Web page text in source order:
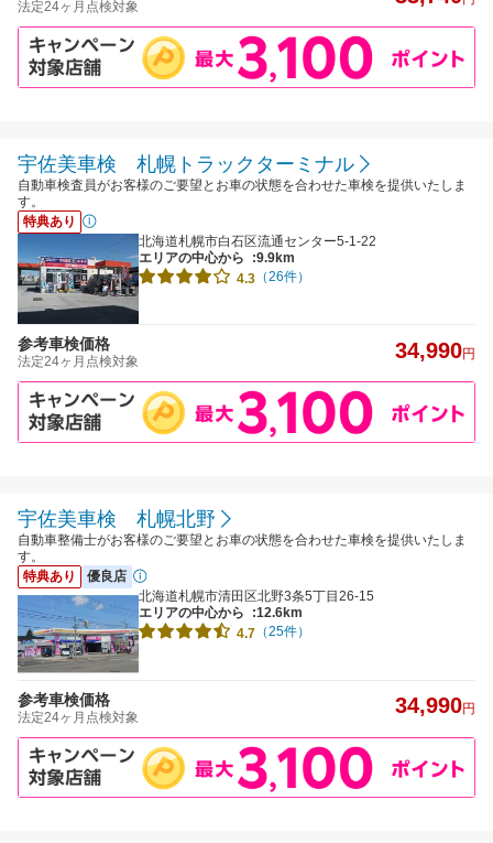
法定24ヶ月点検対象
宇佐美車検 札幌トラックターミナル
自動車検査員がお客様のご要望とお車の状態を合わせた車検を提供いたしま
す。
特典あり
北海道札幌市白石区流通センター5-1-22
エリアの中心から
:9.9km
4.3 （26件）
参考車検価格
法定24ヶ月点検対象 34,990円
宇佐美車検 札幌北野
自動車整備士がお客様のご要望とお車の状態を合わせた車検を提供いたしま
す。
特典あり
優良店
北海道札幌市清田区北野3条5丁目26-15
エリアの中心から
:12.6km
4.7 （25件）
参考車検価格
法定24ヶ月点検対象 34,990円